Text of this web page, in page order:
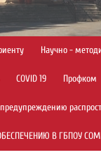
Научно -
COVID 19 Профком
В ГБПОУ